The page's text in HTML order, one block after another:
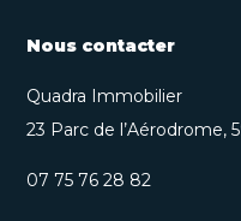
Nous contacter
Quadra Immobilier
23 Parc de l’Aérodrome,
07 75 76 28 82